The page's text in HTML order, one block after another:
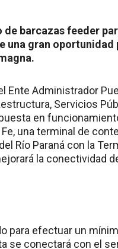
de barcazas feeder
una gran
Ente Administrador
Servicios
en
Fe, una terminal de
Río Paraná con la
la conectividad
para efectuar un
se conectará con el